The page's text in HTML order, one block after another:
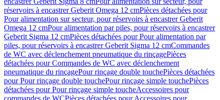
réservoirs à encastrer Geberit Omega 12 cmPièces détachées pour
Pour alimentation sur secteur, pour réservoirs à encastrer Geberit
Omega 12 cmPour alimentation par piles, pour réservoirs à encastrer
Geberit Sigma 12 cmPièces détachées pour Pour alimentation par
piles, pour réservoirs à encastrer Geberit Sigma 12 cmCommandes
de WC avec déclenchement pneumatique du rinçagePièces
détachées pour Commandes de WC avec déclenchement
pneumatique du rinçagePour rinçage double touchePièces détachées
pour Pour rinçage double touchePour rinçage simple touchePièces
détachées pour Pour rinçage simple toucheAccessoires pour
commandes de WCPièces détachées pour Accessoires pour